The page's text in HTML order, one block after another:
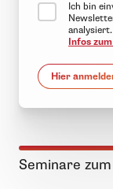
Ich bin
Infos
Hier
Seminare